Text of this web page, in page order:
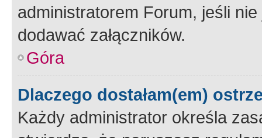
administratorem Forum, jeśli
dodawać załączników.
Góra
Dlaczego dostałam(em)
Każdy administrator określa